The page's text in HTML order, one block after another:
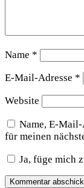
Name *
E-Mail-Adresse *
Website
Name, E-Mail-
für meinen
Ja, füge mich